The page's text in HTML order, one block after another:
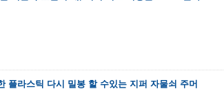
플라스틱 다시 밀봉 할 수있는 지퍼 자물쇠 주머